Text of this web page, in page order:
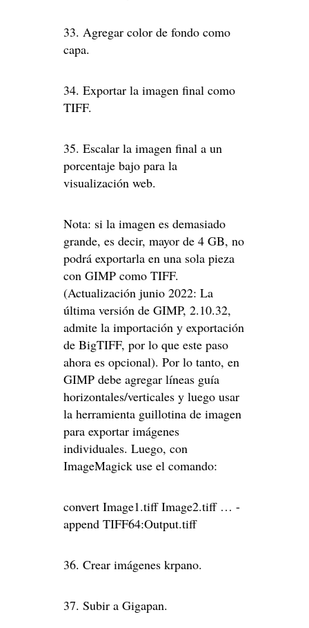
33. Agregar color de fondo como
capa.
34. Exportar la imagen final como
TIFF.
35. Escalar la imagen final a un
porcentaje bajo para la
visualización web.
Nota: si la imagen es demasiado
grande, es decir, mayor de 4 GB, no
podrá exportarla en una sola pieza
con GIMP como TIFF.
(Actualización junio 2022: La
última versión de GIMP, 2.10.32,
admite la importación y exportación
de BigTIFF, por lo que este paso
ahora es opcional). Por lo tanto, en
GIMP debe agregar líneas guía
horizontales/verticales y luego usar
la herramienta guillotina de imagen
para exportar imágenes
individuales. Luego, con
ImageMagick use el comando:
convert Image1.tiff Image2.tiff … -
append TIFF64:Output.tiff
36. Crear imágenes krpano.
37. Subir a Gigapan.